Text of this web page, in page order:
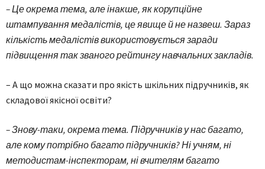
– Це окрема тема, але інакше, як корупційне
штампування медалістів, це явище й не назвеш. Зараз
кількість медалістів використовується заради
підвищення так званого рейтингу навчальних закладів.
– А що можна сказати про якість шкільних підручників, як
складової якісної освіти?
– Знову-таки, окрема тема. Підручників у нас багато,
але кому потрібно багато підручників? Ні учням, ні
методистам-інспекторам, ні вчителям багато